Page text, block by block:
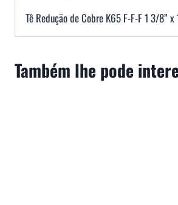
Tê Redução de Cobre K65 F-F-F 1 3/8”
Também lhe pode